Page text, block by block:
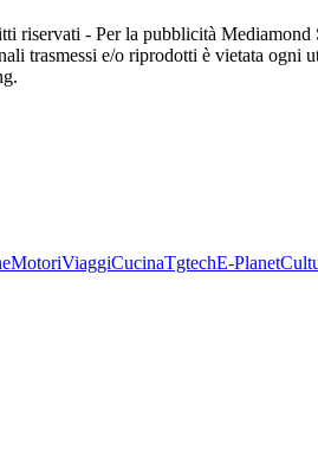
riservati - Per la pubblicità
trasmessi e/o riprodotti è vietata ogni
MotoriViaggiCucinaTgtechE-Planet